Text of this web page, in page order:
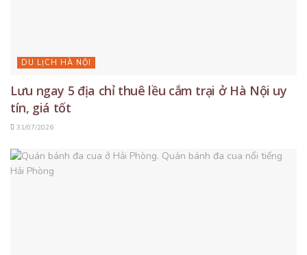
DU LỊCH HÀ NỘI
Lưu ngay 5 địa chỉ thuê lều cắm trại ở Hà Nội uy
tín, giá tốt
31/07/2026